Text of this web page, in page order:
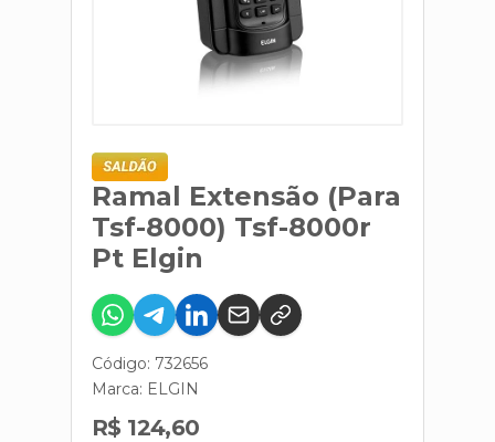
Ramal Extensão (Para
Tsf-8000) Tsf-8000r
Pt Elgin
Código: 732656
Marca: ELGIN
R$ 124,60